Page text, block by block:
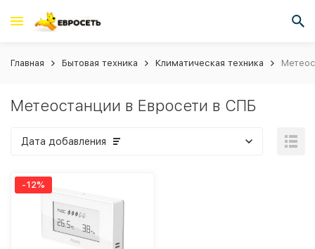
Главная Бытовая техника Климатическая техника
Метеостанции в Евросети в СПБ
Дата добавления
-12%